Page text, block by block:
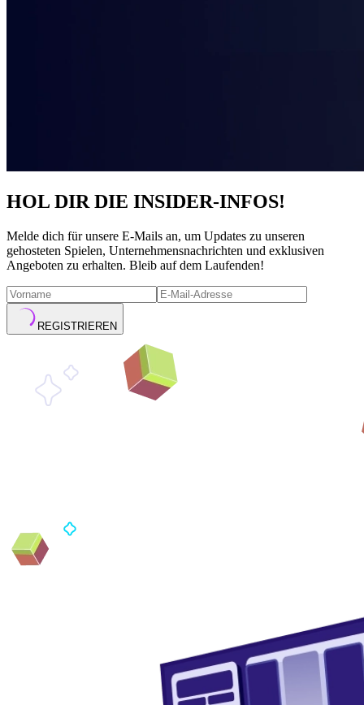
HOL DIR DIE INSIDER-INFOS!
Melde dich für unsere E-Mails an, um Updates zu unseren
gehosteten Spielen, Unternehmensnachrichten und exklusiven
Angeboten zu erhalten. Bleib auf dem Laufenden!
REGISTRIEREN